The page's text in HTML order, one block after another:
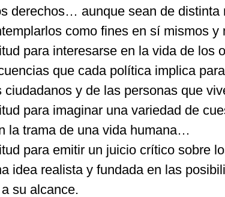
derechos… aunque sean de
como fines en sí mismos
para interesarse en la vida de los
que cada política implica
ciudadanos y de las personas que
para imaginar una variedad de
la trama de una vida humana…
para emitir un juicio crítico sobre
idea realista y fundada en las
su alcance.